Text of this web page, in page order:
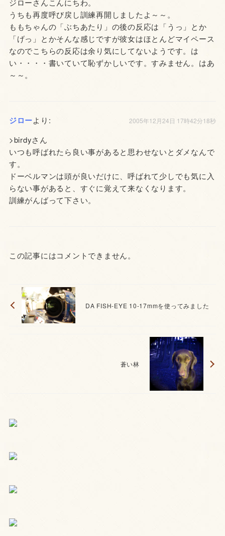
ジローさんこんにちわ。
うちも再度呼び戻し訓練再開しましたよ～～。
ももちゃんの「ぶちあたり」の後の反応は「うっ」とか
「げっ」とかそんな感じですが彼女はほとんどマイペース
なのでこちらの反応は余り気にしてないようです。は
い・・・・書いていて恥ずかしいです。すみません。はあ
～～。
ジローより: 2005年12月24日 17時42分18秒
>birdyさん
いつも呼ばれたら良い事があると思わせないとダメなんで
す。
ドーベルマンは頭が良いだけに、呼ばれて少しでも気に入
らない事があると、すぐに覚えて来なくなります。
訓練がんばって下さい。
この記事にはコメントできません。
DA FISH-EYE 10-17mmを使ってみました
蒼い林